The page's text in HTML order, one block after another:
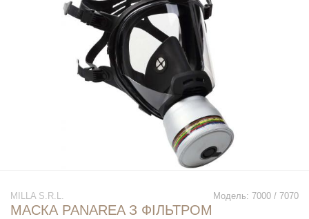
Модель: 7000 / 7070
MILLA S.R.L.
МАСКА PANAREA З ФІЛЬТРОМ